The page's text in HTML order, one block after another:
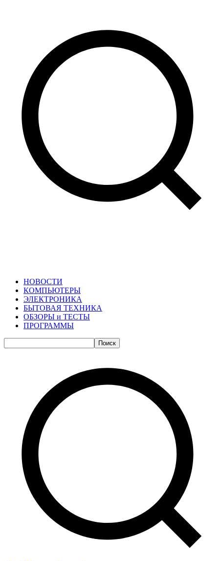
НОВОСТИ
КОМПЬЮТЕРЫ
ЭЛЕКТРОНИКА
БЫТОВАЯ ТЕХНИКА
ОБЗОРЫ и ТЕСТЫ
ПРОГРАММЫ
Поиск